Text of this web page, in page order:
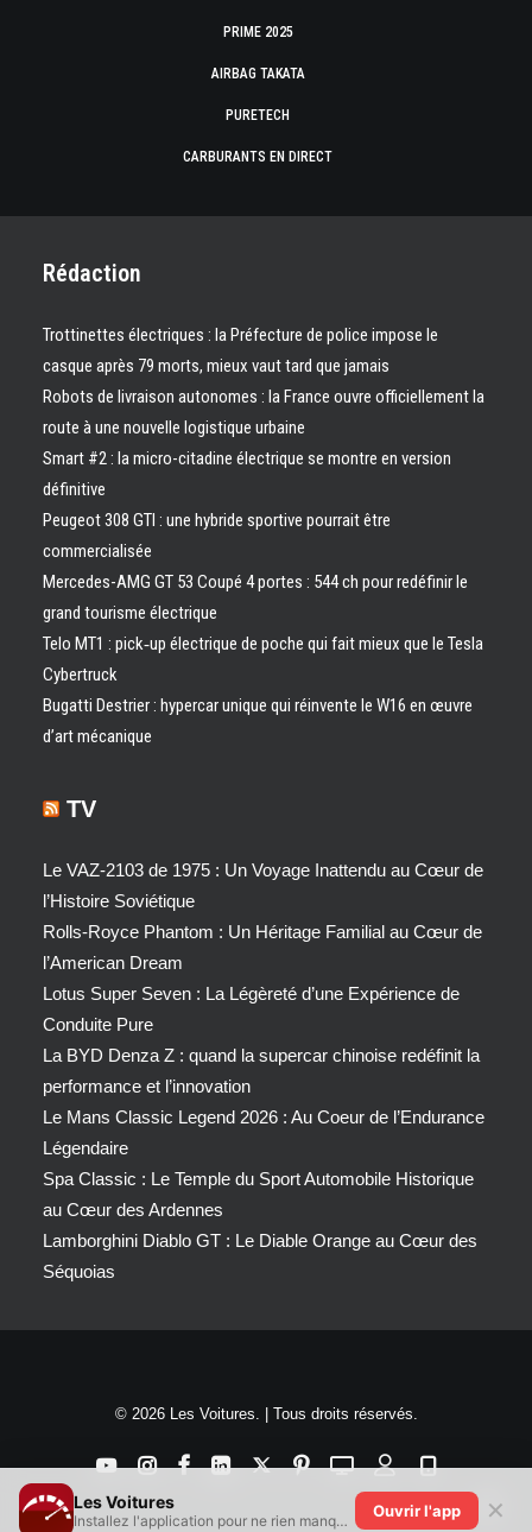
PRIME 2025
AIRBAG TAKATA
PURETECH
CARBURANTS EN DIRECT
Rédaction
Trottinettes électriques : la Préfecture de police impose le
casque après 79 morts, mieux vaut tard que jamais
Robots de livraison autonomes : la France ouvre officiellement la
route à une nouvelle logistique urbaine
Smart #2 : la micro-citadine électrique se montre en version
définitive
Peugeot 308 GTI : une hybride sportive pourrait être
commercialisée
Mercedes-AMG GT 53 Coupé 4 portes : 544 ch pour redéfinir le
grand tourisme électrique
Telo MT1 : pick‑up électrique de poche qui fait mieux que le Tesla
Cybertruck
Bugatti Destrier : hypercar unique qui réinvente le W16 en œuvre
d’art mécanique
TV
Le VAZ-2103 de 1975 : Un Voyage Inattendu au Cœur de
l’Histoire Soviétique
Rolls-Royce Phantom : Un Héritage Familial au Cœur de
l’American Dream
Lotus Super Seven : La Légèreté d’une Expérience de
Conduite Pure
La BYD Denza Z : quand la supercar chinoise redéfinit la
performance et l’innovation
Le Mans Classic Legend 2026 : Au Coeur de l’Endurance
Légendaire
Spa Classic : Le Temple du Sport Automobile Historique
au Cœur des Ardennes
Lamborghini Diablo GT : Le Diable Orange au Cœur des
Séquoias
© 2026 Les Voitures. | Tous droits réservés.
Les Voitures
Installez l'application pour ne rien manquer !
Ouvrir l'app ✕